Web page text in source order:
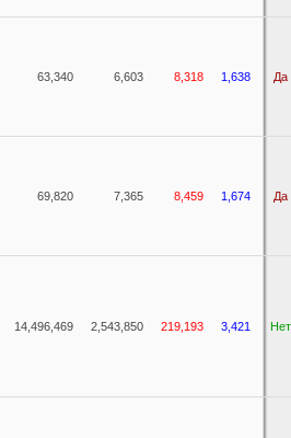
63,340 6,603 8,318 1,638 Да
69,820 7,365 8,459 1,674 Да
14,496,469 2,543,850 219,193 3,421 Нет